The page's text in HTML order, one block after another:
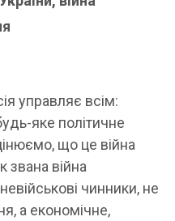
управляє всім:
яке політичне
що це війна
звана війна
чинники, не
а економічне,